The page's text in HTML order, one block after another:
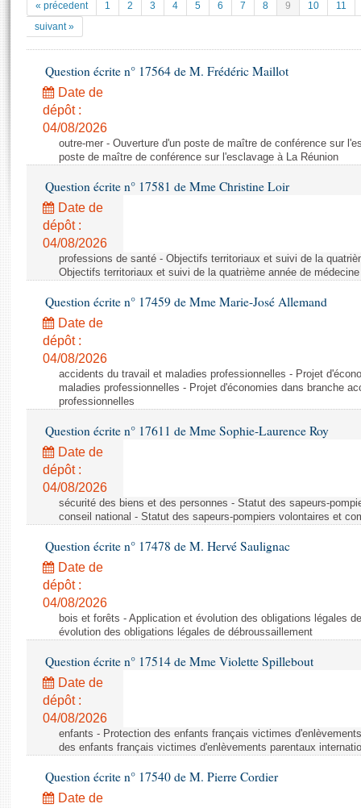
Documents parlementaires
Projets de loi
Propositions de loi
Amendements
Textes adoptés
Rapports d'information
Rapports législatifs
Rapports sur l'application des lois
Baromètre de l’application des lois
Dossiers législatifs
Budget et sécurité sociale
Questions écrites et orales
Comptes rendus des débats
( Constitution | Règlement de l'Assemblée ... )
Histoire
Juniors
Anciennes législatures
Liens vers les sites publics
La Bibliothèque
Les archives
Contacts et plan d'accès
Photos libres de droit
« précedent 1 2 3 4 5 6 7 8 9 10
11
suivant »
Question écrite n° 17564 de M. Frédéric Maillot
Date de
dépôt :
04/08/2026
outre-mer - Ouverture d'un poste de maître de conférence sur
poste de maître de conférence sur l'esclavage à La Réunion
Question écrite n° 17581 de Mme Christine Loir
Date de
dépôt :
04/08/2026
professions de santé - Objectifs territoriaux et suivi de la
Objectifs territoriaux et suivi de la quatrième année de médecine
Question écrite n° 17459 de Mme Marie-José Allemand
Date de
dépôt :
04/08/2026
accidents du travail et maladies professionnelles - Projet
maladies professionnelles - Projet d'économies dans branche
professionnelles
Question écrite n° 17611 de Mme Sophie-Laurence Roy
Date de
dépôt :
04/08/2026
sécurité des biens et des personnes - Statut des sapeurs-
conseil national - Statut des sapeurs-pompiers volontaires et
Question écrite n° 17478 de M. Hervé Saulignac
Date de
dépôt :
04/08/2026
bois et forêts - Application et évolution des obligations légales
évolution des obligations légales de débroussaillement
Question écrite n° 17514 de Mme Violette Spillebout
Date de
dépôt :
04/08/2026
enfants - Protection des enfants français victimes
des enfants français victimes d'enlèvements parentaux
Question écrite n° 17540 de M. Pierre Cordier
Date de